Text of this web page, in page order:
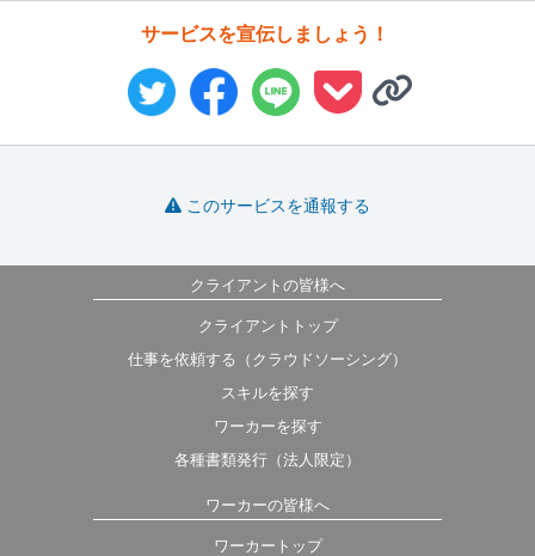
サービスを宣伝しましょう！
このサービスを通報する
クライアントの皆様へ
クライアントトップ
仕事を依頼する（クラウドソーシング）
スキルを探す
ワーカーを探す
各種書類発行（法人限定）
ワーカーの皆様へ
ワーカートップ